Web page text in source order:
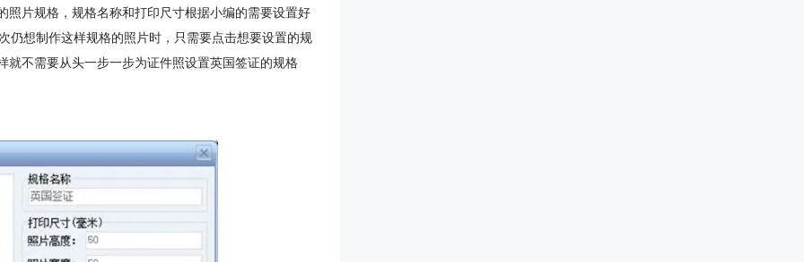
照片规格，规格名称和打印尺寸根据小编的需要设置好
仍想制作这样规格的照片时，只需要点击想要设置的规
就不需要从头一步一步为证件照设置英国签证的规格